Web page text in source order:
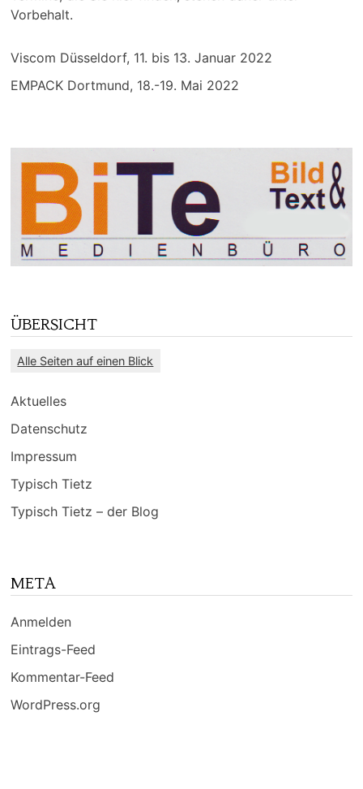
Vorbehalt.
Viscom Düsseldorf, 11. bis 13. Januar 2022
EMPACK Dortmund, 18.-19. Mai 2022
ÜBERSICHT
Alle Seiten auf einen Blick
Aktuelles
Datenschutz
Impressum
Typisch Tietz
Typisch Tietz – der Blog
META
Anmelden
Eintrags-Feed
Kommentar-Feed
WordPress.org